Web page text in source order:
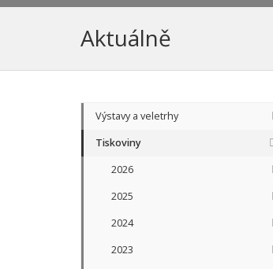
Aktuálně
Výstavy a veletrhy
Tiskoviny
2026
2025
2024
2023